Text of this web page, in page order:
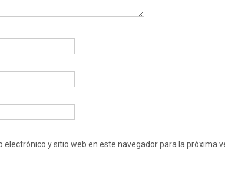
electrónico y sitio web en este navegador para la próxima